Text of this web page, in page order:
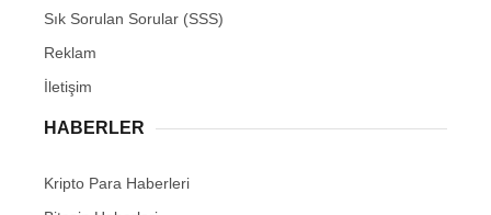
Sık Sorulan Sorular (SSS)
Reklam
İletişim
HABERLER
Kripto Para Haberleri